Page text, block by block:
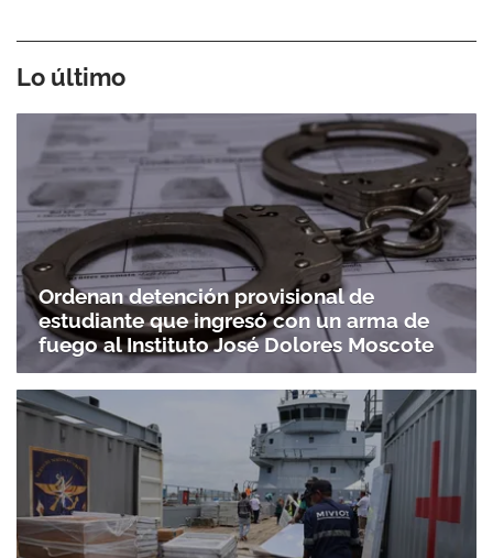
Lo último
Ordenan detención provisional de
estudiante que ingresó con un arma de
fuego al Instituto José Dolores Moscote